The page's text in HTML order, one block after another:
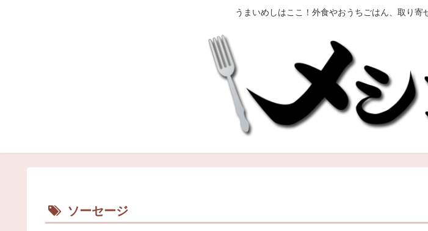
うまいめしはここ！外食やおうちごはん、取り
ソーセージ